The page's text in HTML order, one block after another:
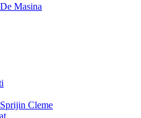
Masina
Cleme